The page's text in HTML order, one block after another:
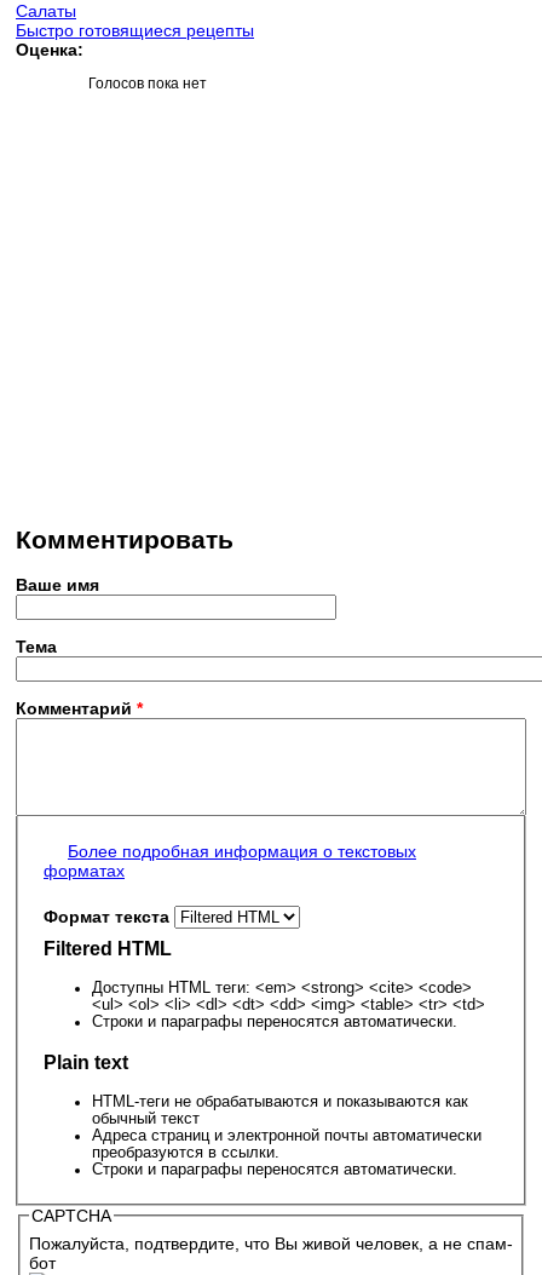
Салаты
Быстро готовящиеся рецепты
Оценка:
Голосов пока нет
Комментировать
Ваше имя
Тема
Комментарий *
Более подробная информация о текстовых
форматах
Формат текста
Filtered HTML
Доступны HTML теги: <em> <strong> <cite> <code>
<ul> <ol> <li> <dl> <dt> <dd> <img> <table> <tr> <td>
Строки и параграфы переносятся автоматически.
Plain text
HTML-теги не обрабатываются и показываются как
обычный текст
Адреса страниц и электронной почты автоматически
преобразуются в ссылки.
Строки и параграфы переносятся автоматически.
CAPTCHA
Пожалуйста, подтвердите, что Вы живой человек, а не спам-
бот